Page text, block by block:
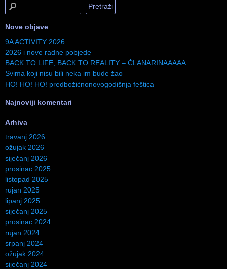
Nove objave
9A ACTIVITY 2026
2026 i nove radne pobjede
BACK TO LIFE, BACK TO REALITY – ČLANARINAAAAA
Svima koji nisu bili neka im bude žao
HO! HO! HO! predbožićnonovogodišnja feštica
Najnoviji komentari
Arhiva
travanj 2026
ožujak 2026
siječanj 2026
prosinac 2025
listopad 2025
rujan 2025
lipanj 2025
siječanj 2025
prosinac 2024
rujan 2024
srpanj 2024
ožujak 2024
siječanj 2024